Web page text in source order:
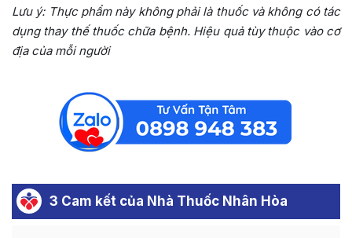
Lưu ý: Thực phẩm này không phải là thuốc và không có tác
dụng thay thế thuốc chữa bệnh. Hiệu quả tùy thuộc vào cơ
địa của mỗi người
3 Cam kết của Nhà Thuốc Nhân Hòa